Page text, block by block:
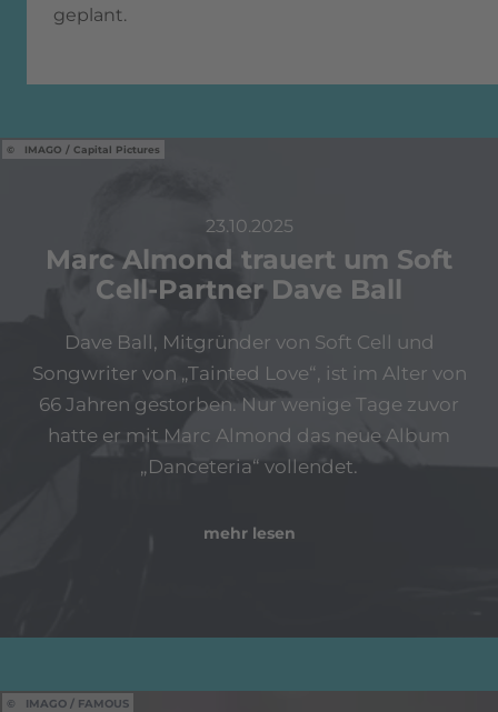
geplant.
23.10.2025
Marc Almond trauert um Soft
Cell-Partner Dave Ball
Dave Ball, Mitgründer von Soft Cell und
Songwriter von „Tainted Love“, ist im Alter von
66 Jahren gestorben. Nur wenige Tage zuvor
hatte er mit Marc Almond das neue Album
„Danceteria“ vollendet.
mehr lesen
IMAGO / Capital Pictures
IMAGO / FAMOUS